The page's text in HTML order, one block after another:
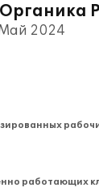
2024
работающих